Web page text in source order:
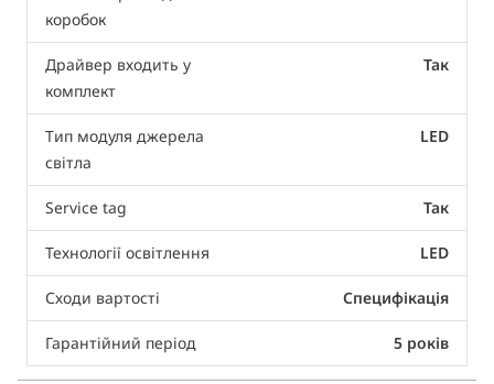
коробок
Драйвер входить у
комплект
Так
Тип модуля джерела
світла
LED
Service tag Так
Технології освітлення LED
Сходи вартості Специфікація
Гарантійний період 5 років